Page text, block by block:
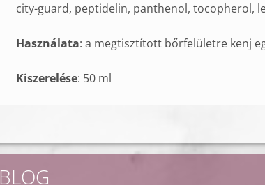
city-guard, peptidelin, panthenol, tocopherol,
Használata: a megtisztított bőrfelületre kenj
Kiszerelése: 50 ml
BLOG